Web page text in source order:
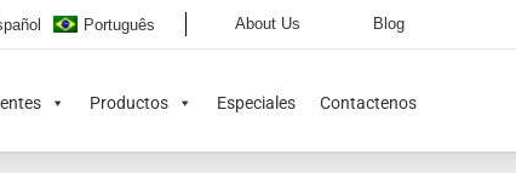
Português About Us Blog
Productos Especiales Contactenos